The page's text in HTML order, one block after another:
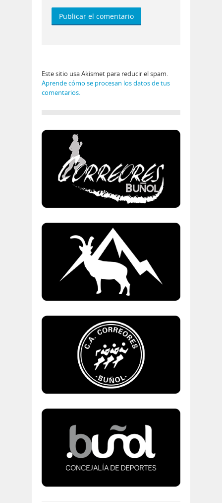
Este sitio usa Akismet para reducir el spam.
Aprende cómo se procesan los datos de tus
comentarios.